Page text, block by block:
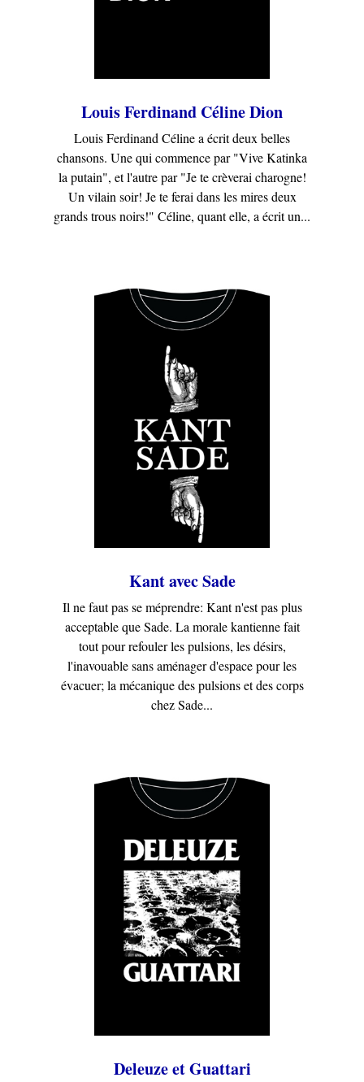
Louis Ferdinand Céline Dion
Louis Ferdinand Céline a écrit deux belles
chansons. Une qui commence par "Vive Katinka
la putain", et l'autre par "Je te crèverai charogne!
Un vilain soir! Je te ferai dans les mires deux
grands trous noirs!" Céline, quant elle, a écrit un...
Kant avec Sade
Il ne faut pas se méprendre: Kant n'est pas plus
acceptable que Sade. La morale kantienne fait
tout pour refouler les pulsions, les désirs,
l'inavouable sans aménager d'espace pour les
évacuer; la mécanique des pulsions et des corps
chez Sade...
Deleuze et Guattari